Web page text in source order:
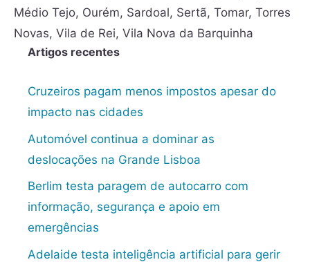
Médio Tejo, Ourém, Sardoal, Sertã, Tomar, Torres
Novas, Vila de Rei, Vila Nova da Barquinha
Artigos recentes
Cruzeiros pagam menos impostos apesar do
impacto nas cidades
Automóvel continua a dominar as
deslocações na Grande Lisboa
Berlim testa paragem de autocarro com
informação, segurança e apoio em
emergências
Adelaide testa inteligência artificial para gerir